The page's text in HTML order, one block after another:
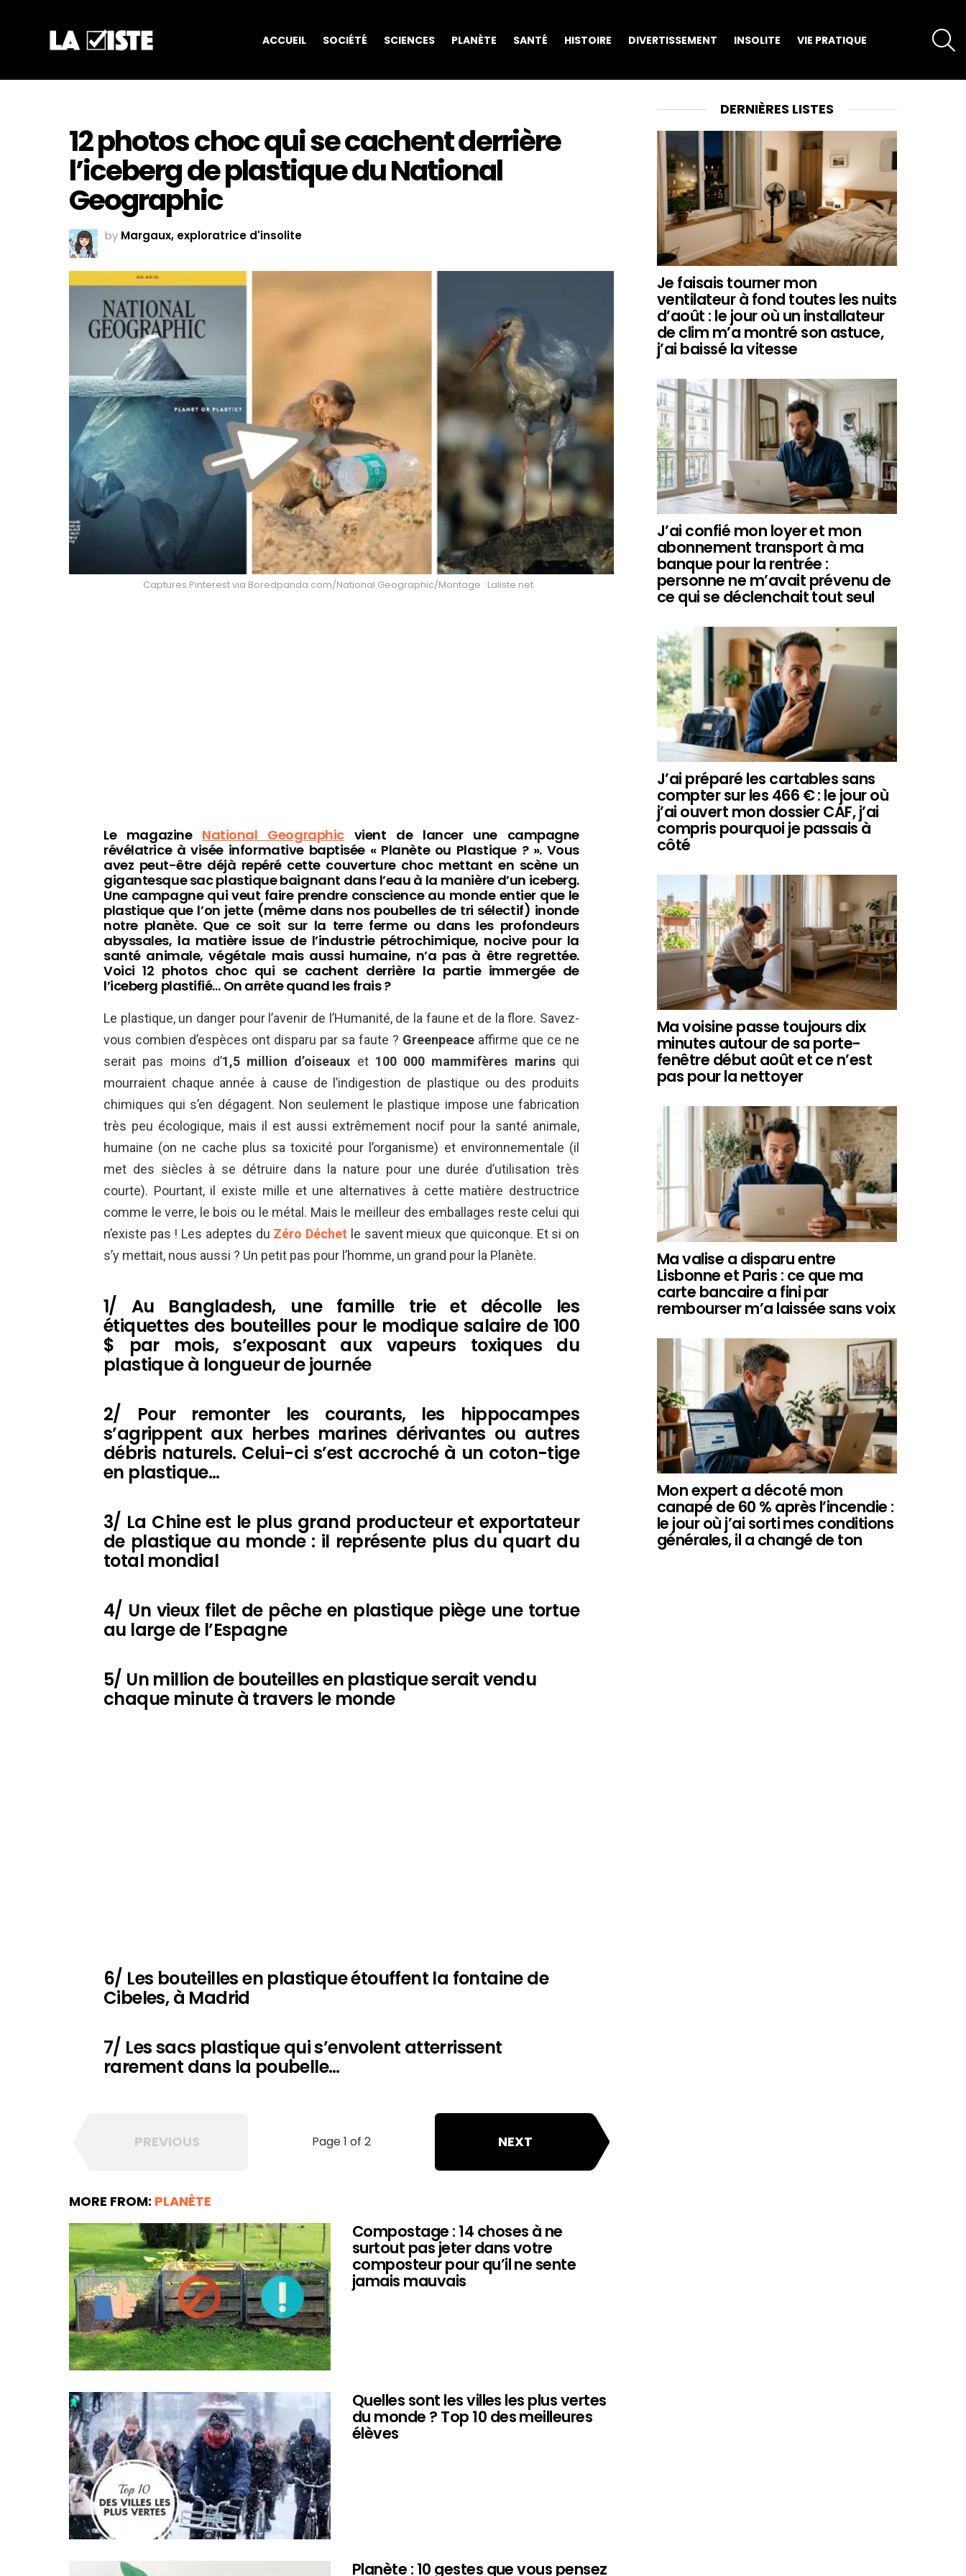
ACCUEIL SOCIÉTÉ SCIENCES PLANÈTE SANTÉ HISTOIRE DIVERTISSEMENT INSOLITE VIE PRATIQUE
12 photos choc qui se cachent derrière
l’iceberg de plastique du National
Geographic
by Margaux, exploratrice d'insolite
Captures Pinterest via Boredpanda.com/National Geographic/Montage : Laliste.net
Le magazine National Geographicvient de lancer une campagne
révélatrice à visée informative baptisée « Planète ou Plastique ? ». Vous
avez peut-être déjà repéré cette couverture choc mettant en scène un
gigantesque sac plastique baignant dans l’eau à la manière d’un iceberg.
Une campagne qui veut faire prendre conscience au monde entier que le
plastique que l’on jette (même dans nos poubelles de tri sélectif) inonde
notre planète. Que ce soit sur la terre ferme ou dans les profondeurs
abyssales, la matière issue de l’industrie pétrochimique, nocive pour la
santé animale, végétale mais aussi humaine, n’a pas à être regrettée.
Voici 12 photos choc qui se cachent derrière la partie immergée de
l’iceberg plastifié… On arrête quand les frais ?
Le plastique, un danger pour l’avenir de l’Humanité, de la faune et de la flore. Savez-
vous combien d’espèces ont disparu par sa faute ? Greenpeace affirme que ce ne
serait pas moins d’1,5 million d’oiseaux et 100 000 mammifères marins qui
mourraient chaque année à cause de l’indigestion de plastique ou des produits
chimiques qui s’en dégagent. Non seulement le plastique impose une fabrication
très peu écologique, mais il est aussi extrêmement nocif pour la santé animale,
humaine (on ne cache plus sa toxicité pour l’organisme) et environnementale (il
met des siècles à se détruire dans la nature pour une durée d’utilisation très
courte). Pourtant, il existe mille et une alternatives à cette matière destructrice
comme le verre, le bois ou le métal. Mais le meilleur des emballages reste celui qui
n’existe pas ! Les adeptes du Zéro Déchet le savent mieux que quiconque. Et si on
s’y mettait, nous aussi ? Un petit pas pour l’homme, un grand pour la Planète.
1/ Au Bangladesh, une famille trie et décolle les
étiquettes des bouteilles pour le modique salaire de 100
$ par mois, s’exposant aux vapeurs toxiques du
plastique à longueur de journée
2/ Pour remonter les courants, les hippocampes
s’agrippent aux herbes marines dérivantes ou autres
débris naturels. Celui-ci s’est accroché à un coton-tige
en plastique…
3/ La Chine est le plus grand producteur et exportateur
de plastique au monde : il représente plus du quart du
total mondial
4/ Un vieux filet de pêche en plastique piège une tortue
au large de l’Espagne
5/ Un million de bouteilles en plastique serait vendu
chaque minute à travers le monde
6/ Les bouteilles en plastique étouffent la fontaine de
Cibeles, à Madrid
7/ Les sacs plastique qui s’envolent atterrissent
rarement dans la poubelle…
Page 1 of 2
PREVIOUS NEXT
MORE FROM: PLANÈTE
Compostage : 14 choses à ne
surtout pas jeter dans votre
composteur pour qu’il ne sente
jamais mauvais
Quelles sont les villes les plus vertes
du monde ? Top 10 des meilleures
élèves
Planète : 10 gestes que vous pensez
DERNIÈRES LISTES
Je faisais tourner mon
ventilateur à fond toutes les nuits
d’août : le jour où un installateur
de clim m’a montré son astuce,
j’ai baissé la vitesse
J’ai confié mon loyer et mon
abonnement transport à ma
banque pour la rentrée :
personne ne m’avait prévenu de
ce qui se déclenchait tout seul
J’ai préparé les cartables sans
compter sur les 466 € : le jour où
j’ai ouvert mon dossier CAF, j’ai
compris pourquoi je passais à
côté
Ma voisine passe toujours dix
minutes autour de sa porte-
fenêtre début août et ce n’est
pas pour la nettoyer
Ma valise a disparu entre
Lisbonne et Paris : ce que ma
carte bancaire a fini par
rembourser m’a laissée sans voix
Mon expert a décoté mon
canapé de 60 % après l’incendie :
le jour où j’ai sorti mes conditions
générales, il a changé de ton